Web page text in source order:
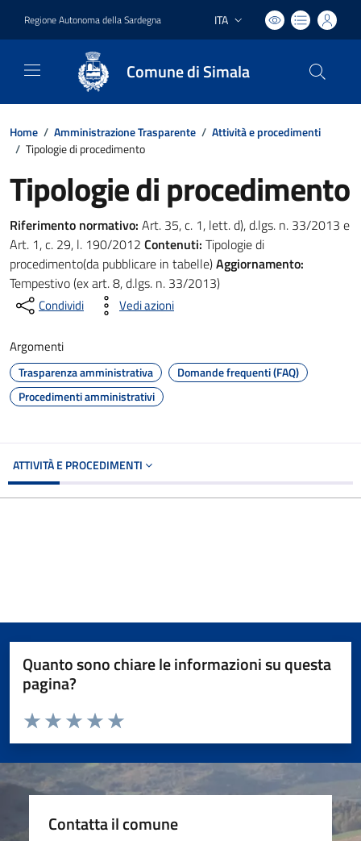
Regione Autonoma della Sardegna Lingua attiva:
ITA
Comune di Simala
Home / Amministrazione Trasparente / Attività e procedimenti
/ Tipologie di procedimento
Tipologie di procedimento
Riferimento normativo: Art. 35, c. 1, lett. d), d.lgs. n. 33/2013 e
Art. 1, c. 29, l. 190/2012 Contenuti: Tipologie di
procedimento(da pubblicare in tabelle)Aggiornamento:
Tempestivo (ex art. 8, d.lgs. n. 33/2013)
Condividi Vedi azioni
Argomenti
Trasparenza amministrativa
Domande frequenti (FAQ)
Procedimenti amministrativi
ATTIVITÀ E PROCEDIMENTI
Quanto sono chiare le informazioni su questa
pagina?
Valuta da 1 a 5 stelle la pagina
Valuta 5 stelle su 5
Valuta 4 stelle su 5
Valuta 3 stelle su 5
Valuta 2 stelle su 5
Valuta 1 stelle su 5
Contatta il comune